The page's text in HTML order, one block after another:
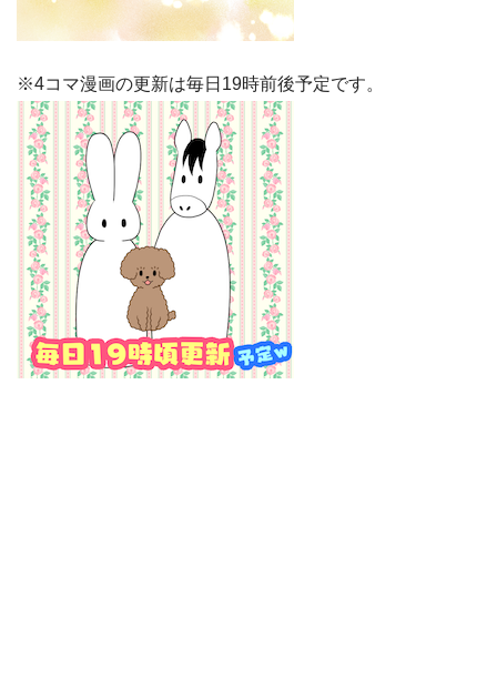
※4コマ漫画の更新は毎日19時前後予定です。